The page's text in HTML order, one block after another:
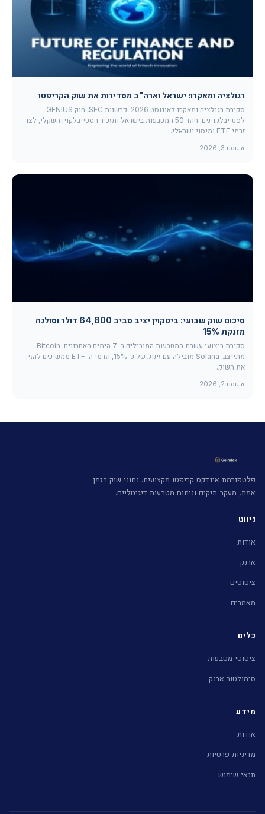
רגולציה ומאקרו: ישראל וארה"ב מסדירות את שוק הקריפטו
סקירת רגולציה ומאקרו לאוגוסט 2026: פרשנות SEC, חוק GENIUS
לסטייבלקוינים, חוזר 50 המטבעות בישראל ותזכיר הסטייבלקוין השקלי, לצד
זרמי ETF ומיסוי ישראלי.
אוגוסט 3, 2026
סיכום שוק שבועי: ביטקוין יציב סביב 64,800 דולר וסולנה
מזנקת 15%
סקירת ביצועי עשרת המטבעות המובילים ב-7 הימים האחרונים: Bitcoin
מתייצב, Solana מובילה עם זינוק של כ-15%, וזרמי ה-ETF ממשיכים להזין
את השוק.
אוגוסט 2, 2026
פלטפורמת אינדקס קריפטו מקצועית. נתוני שוק בזמן
אמת, מעקב תיקים וניתוח מטבעות דיגיטליים.
ניווט
אודות
ארנק
ציטוטים
מאמרים
כלים
ציטוטי מטבעות
סימולטור ארנק
מידע
אודות
מדיניות פרטיות
תנאי שימוש